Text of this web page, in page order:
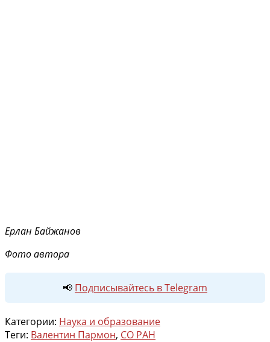
Ерлан Байжанов
Фото автора
📢 Подписывайтесь в Telegram
Категории: Наука и образование
Теги: Валентин Пармон, СО РАН